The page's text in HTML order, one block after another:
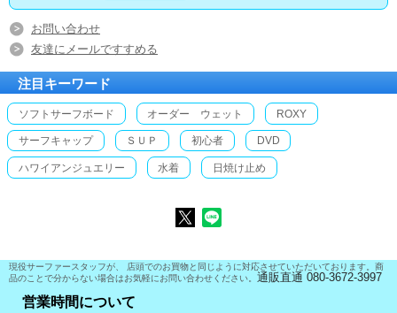
お問い合わせ
友達にメールですすめる
注目キーワード
ソフトサーフボード オーダー ウェット ROXY
サーフキャップ ＳＵＰ 初心者 DVD
ハワイアンジュエリー 水着 日焼け止め
現役サーファースタッフが、 店頭でのお買物と同じように対応させていただいております。商
品のことで分からない場合はお気軽にお問い合わせください。 通販直通 080-3672-3997
営業時間について